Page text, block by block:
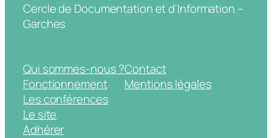
Cercle de Documentation et d'Information –
Garches
Qui sommes-nous ?
Fonctionnement
Les conférences
Le site
Adhérer
Contact
Mentions légales